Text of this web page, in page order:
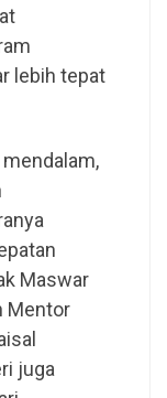
lebih tepat
Maswar
Mentor
juga